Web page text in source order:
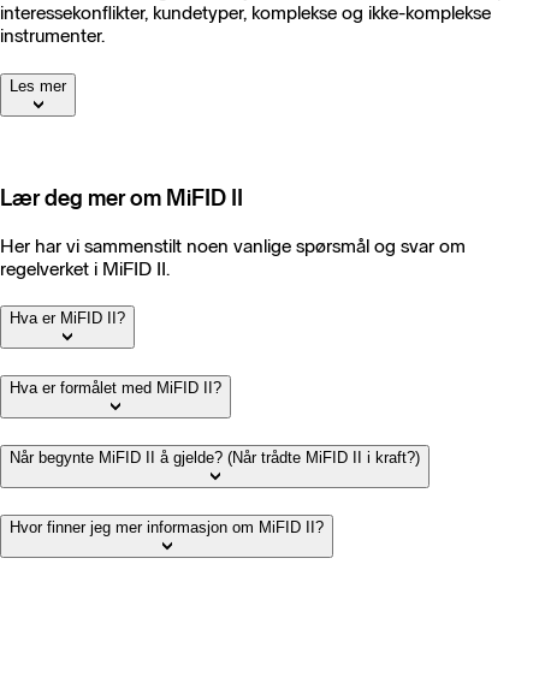
interessekonflikter, kundetyper, komplekse og ikke-komplekse
instrumenter.
Les mer
Lær deg mer om MiFID II
Her har vi sammenstilt noen vanlige spørsmål og svar om
regelverket i MiFID II.
Hva er MiFID II?
Hva er formålet med MiFID II?
Når begynte MiFID II å gjelde? (Når trådte MiFID II i kraft?)
Hvor finner jeg mer informasjon om MiFID II?